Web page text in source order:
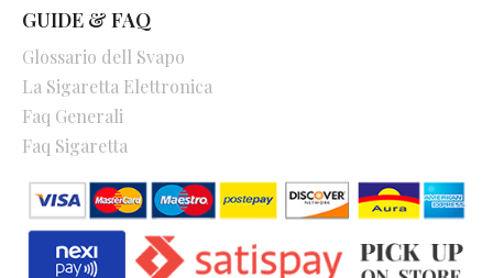
GUIDE & FAQ
Glossario dell Svapo
La Sigaretta Elettronica
Faq Generali
Faq Sigaretta